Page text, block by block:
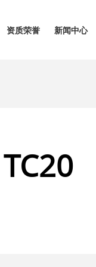
资质荣誉 新闻中心
TC20